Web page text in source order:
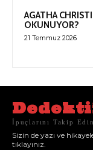
AGATHA
OKUNUYOR?
21 Temmuz 2026
İpuçlarını Takip
Sizin de yazı ve
tıklayınız.